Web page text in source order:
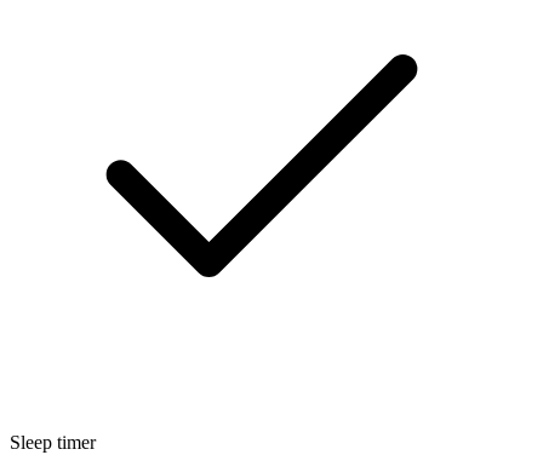
Sleep timer